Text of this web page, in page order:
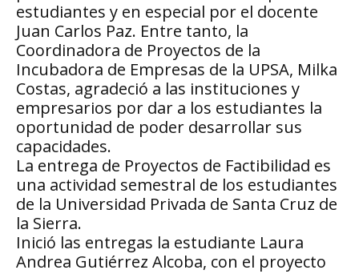
estudiantes y en especial por el docente
Juan Carlos Paz. Entre tanto, la
Coordinadora de Proyectos de la
Incubadora de Empresas de la UPSA, Milka
Costas, agradeció a las instituciones y
empresarios por dar a los estudiantes la
oportunidad de poder desarrollar sus
capacidades.
La entrega de Proyectos de Factibilidad es
una actividad semestral de los estudiantes
de la Universidad Privada de Santa Cruz de
la Sierra.
Inició las entregas la estudiante Laura
Andrea Gutiérrez Alcoba, con el proyecto